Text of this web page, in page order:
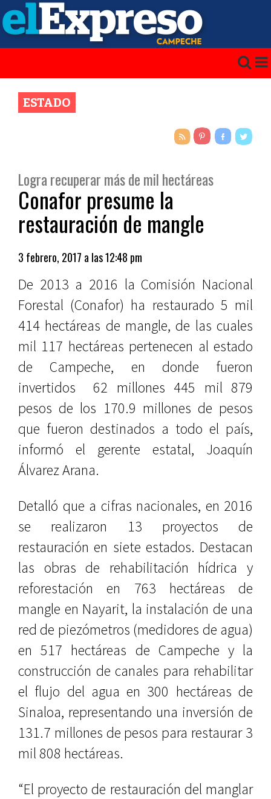
ESTADO
Logra recuperar más de mil hectáreas
Conafor presume la
restauración de mangle
3 febrero, 2017 a las 12:48 pm
De 2013 a 2016 la Comisión Nacional
Forestal (Conafor) ha restaurado 5 mil
414 hectáreas de mangle, de las cuales
mil 117 hectáreas pertenecen al estado
de Campeche, en donde fueron
invertidos 62 millones 445 mil 879
pesos de los 170.9 millones de pesos
que fueron destinados a todo el país,
informó el gerente estatal, Joaquín
Álvarez Arana.
Detalló que a cifras nacionales, en 2016
se realizaron 13 proyectos de
restauración en siete estados. Destacan
las obras de rehabilitación hídrica y
reforestación en 763 hectáreas de
mangle en Nayarit, la instalación de una
red de piezómetros (medidores de agua)
en 517 hectáreas de Campeche y la
construcción de canales para rehabilitar
el flujo del agua en 300 hectáreas de
Sinaloa, representando una inversión de
131.7 millones de pesos para restaurar 3
mil 808 hectáreas.
“El proyecto de restauración del manglar